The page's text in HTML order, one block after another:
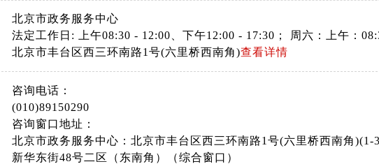
北京市政务服务中心
法定工作日: 上午08:30 - 12:00、下午12:00 - 17:30； 周六：上午：
北京市丰台区西三环南路1号(六里桥西南角)查看详情
咨询电话：
(010)89150290
咨询窗口地址：
北京市政务服务中心：北京市丰台区西三环南路1号(六里桥西南角
新华东街48号二区（东南角）（综合窗口）